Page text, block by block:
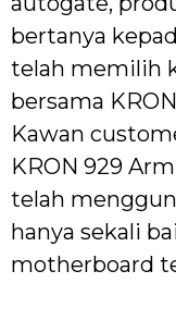
bertanya
telah memilih
bersama
Kawan
KRON 929
telah
hanya sekali
motherboard